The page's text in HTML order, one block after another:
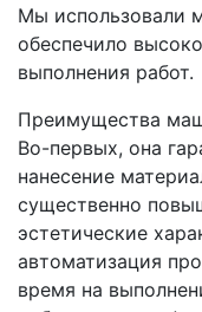
Мы использовали
обеспечило
выполнения работ.
Преимущества
Во-первых, она
нанесение
существенно
эстетические
автоматизация
время на